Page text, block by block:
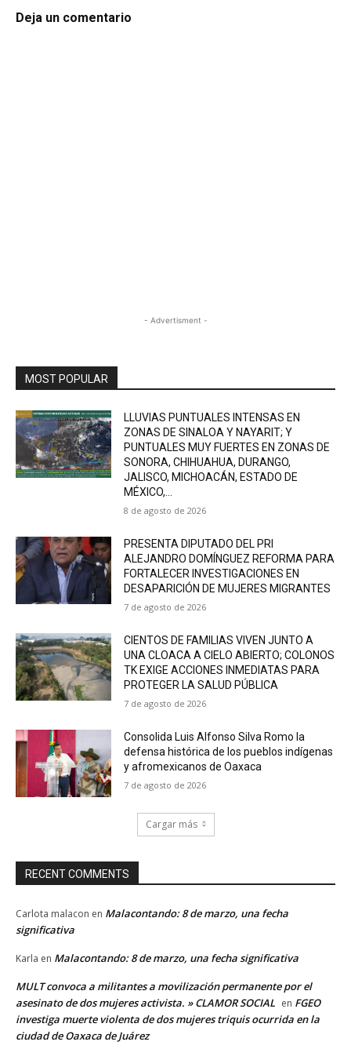
Deja un comentario
- Advertisment -
MOST POPULAR
LLUVIAS PUNTUALES INTENSAS EN
ZONAS DE SINALOA Y NAYARIT; Y
PUNTUALES MUY FUERTES EN ZONAS DE
SONORA, CHIHUAHUA, DURANGO,
JALISCO, MICHOACÁN, ESTADO DE
MÉXICO,...
8 de agosto de 2026
PRESENTA DIPUTADO DEL PRI
ALEJANDRO DOMÍNGUEZ REFORMA PARA
FORTALECER INVESTIGACIONES EN
DESAPARICIÓN DE MUJERES MIGRANTES
7 de agosto de 2026
CIENTOS DE FAMILIAS VIVEN JUNTO A
UNA CLOACA A CIELO ABIERTO; COLONOS
TK EXIGE ACCIONES INMEDIATAS PARA
PROTEGER LA SALUD PÚBLICA
7 de agosto de 2026
Consolida Luis Alfonso Silva Romo la
defensa histórica de los pueblos indígenas
y afromexicanos de Oaxaca
7 de agosto de 2026
Cargar más
RECENT COMMENTS
Carlota malacon en Malacontando: 8 de marzo, una fecha
significativa
Karla en Malacontando: 8 de marzo, una fecha significativa
MULT convoca a militantes a movilización permanente por el
asesinato de dos mujeres activista. » CLAMOR SOCIAL en FGEO
investiga muerte violenta de dos mujeres triquis ocurrida en la
ciudad de Oaxaca de Juárez